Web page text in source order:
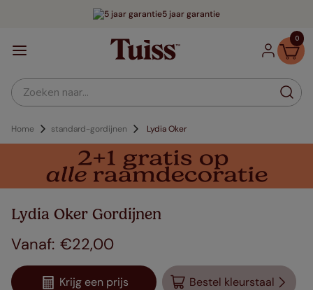
5 jaar garantie
0
Zoeken naar...
Home standard-gordijnen Lydia Oker
Lydia Oker Gordijnen
€22,00
Krijg een prijs Bestel kleurstaal